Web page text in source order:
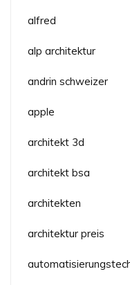
alfred
alp architektur
andrin schweizer
apple
architekt 3d
architekt bsa
architekten
architektur preis